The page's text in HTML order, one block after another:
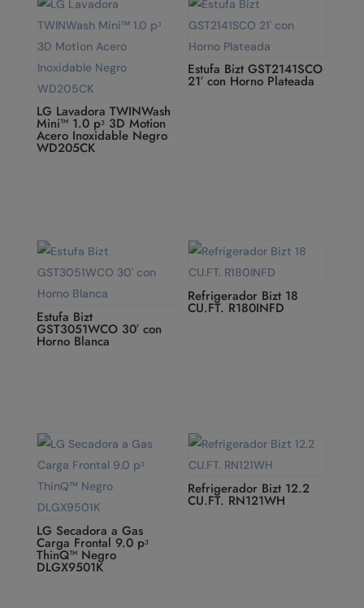
LG Lavadora TWINWash
Mini™ 1.0 pᶟ 3D Motion
Acero Inoxidable Negro
WD205CK
Estufa Bizt GST2141SCO
21′ con Horno Plateada
Estufa Bizt
GST3051WCO 30′ con
Horno Blanca
Refrigerador Bizt 18
CU.FT. R180INFD
LG Secadora a Gas
Carga Frontal 9.0 pᶟ
ThinQ™ Negro
DLGX9501K
Refrigerador Bizt 12.2
CU.FT. RN121WH